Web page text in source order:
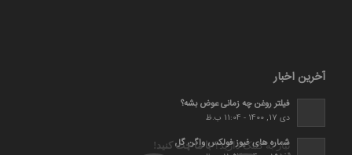
آخرین اخبار
فیلتر روغن چه زمانی عوض بشه؟
دی 17, 1400 - 11:04 ب.ظ
شماره های فیوز فولکس واگن گل
نیاز به کمک دارید؟با ما چت کنید!